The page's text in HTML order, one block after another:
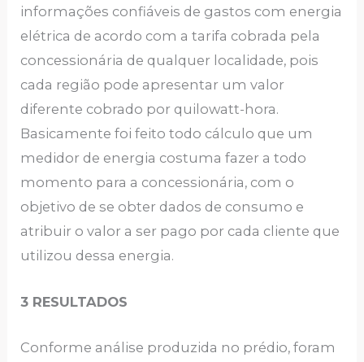
informações confiáveis de gastos com energia
elétrica de acordo com a tarifa cobrada pela
concessionária de qualquer localidade, pois
cada região pode apresentar um valor
diferente cobrado por quilowatt-hora.
Basicamente foi feito todo cálculo que um
medidor de energia costuma fazer a todo
momento para a concessionária, com o
objetivo de se obter dados de consumo e
atribuir o valor a ser pago por cada cliente que
utilizou dessa energia.
3 RESULTADOS
Conforme análise produzida no prédio, foram